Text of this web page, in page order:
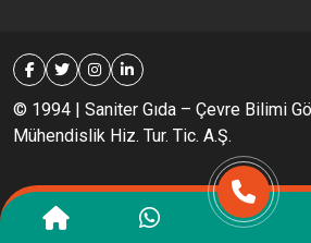
© 1994 | Saniter Gıda – Çevre Bilimi
Mühendislik Hiz. Tur. Tic. A.Ş.